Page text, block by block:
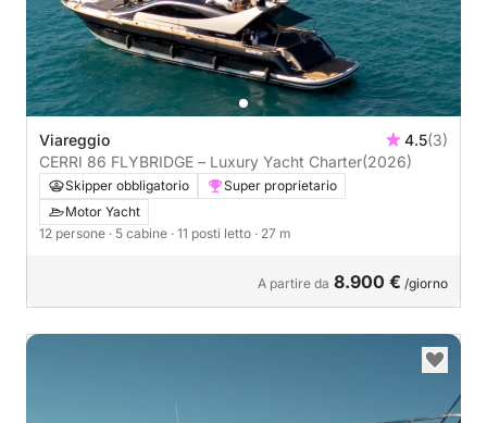
Viareggio 4.5(3)
CERRI 86 FLYBRIDGE – Luxury Yacht Charter(2026)
Skipper obbligatorio
Super proprietario
Motor Yacht
12 persone · 5 cabine · 11 posti letto · 27 m
A partire da 8.900 € /giorno